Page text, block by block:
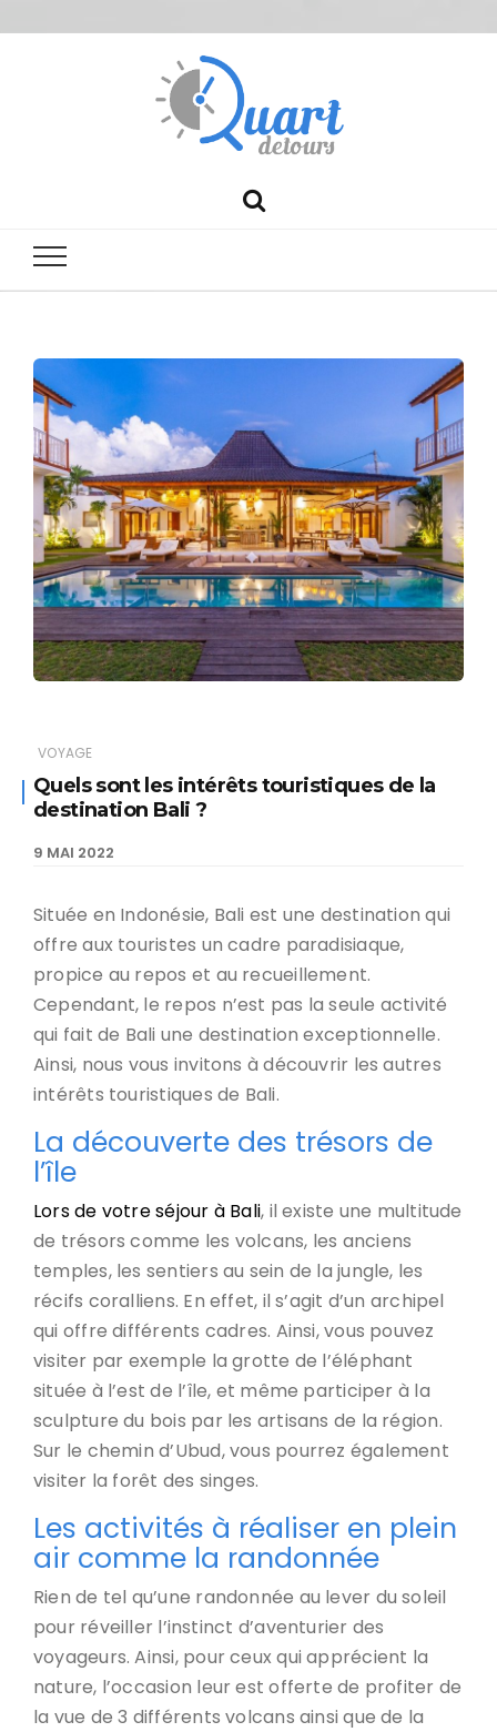
VOYAGE
Quels sont les intérêts touristiques de la
destination Bali ?
9 MAI 2022
Située en Indonésie, Bali est une destination qui
offre aux touristes un cadre paradisiaque,
propice au repos et au recueillement.
Cependant, le repos n’est pas la seule activité
qui fait de Bali une destination exceptionnelle.
Ainsi, nous vous invitons à découvrir les autres
intérêts touristiques de Bali.
La découverte des trésors de
l’île
Lors de votre séjour à Bali, il existe une multitude
de trésors comme les volcans, les anciens
temples, les sentiers au sein de la jungle, les
récifs coralliens. En effet, il s’agit d’un archipel
qui offre différents cadres. Ainsi, vous pouvez
visiter par exemple la grotte de l’éléphant
située à l’est de l’île, et même participer à la
sculpture du bois par les artisans de la région.
Sur le chemin d’Ubud, vous pourrez également
visiter la forêt des singes.
Les activités à réaliser en plein
air comme la randonnée
Rien de tel qu’une randonnée au lever du soleil
pour réveiller l’instinct d’aventurier des
voyageurs. Ainsi, pour ceux qui apprécient la
nature, l’occasion leur est offerte de profiter de
la vue de 3 différents volcans ainsi que de la